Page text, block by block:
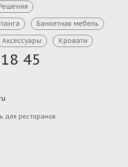
45
для ресторанов
Банкетная мебель
Аксессуары Кровати